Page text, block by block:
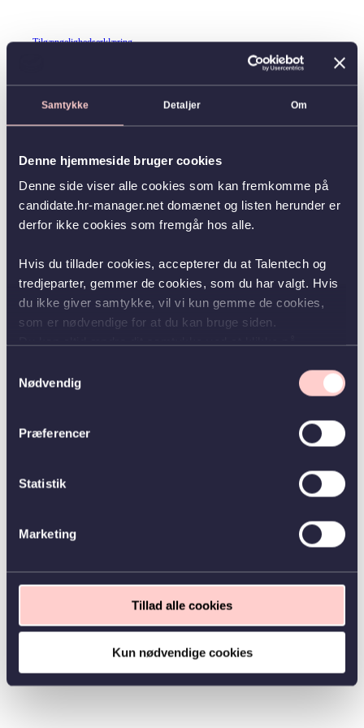
Samtykke Detaljer Om
Denne hjemmeside bruger cookies
Denne side viser alle cookies som kan fremkomme på
candidate.hr-manager.net domænet og listen herunder er
derfor ikke cookies som fremgår hos alle.
Hvis du tillader cookies, accepterer du at Talentech og
tredjeparter, gemmer de cookies, som du har valgt. Hvis
du ikke giver samtykke, vil vi kun gemme de cookies,
som er nødvendige for at du kan bruge siden.
Nødvendig
Præferencer
Statistik
Marketing
Tillad alle cookies
Kun nødvendige cookies
Tilgængelighedserklæring